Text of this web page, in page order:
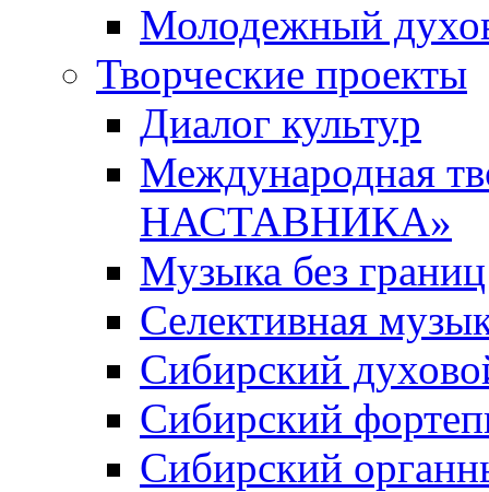
Молодежный
Творческие проекты
Диалог культур
Международная
НАСТАВНИКА»
Музыка без границ
Селективная
Сибирский
Сибирский
Сибирский